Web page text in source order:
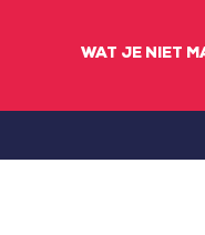
WAT JE NIET